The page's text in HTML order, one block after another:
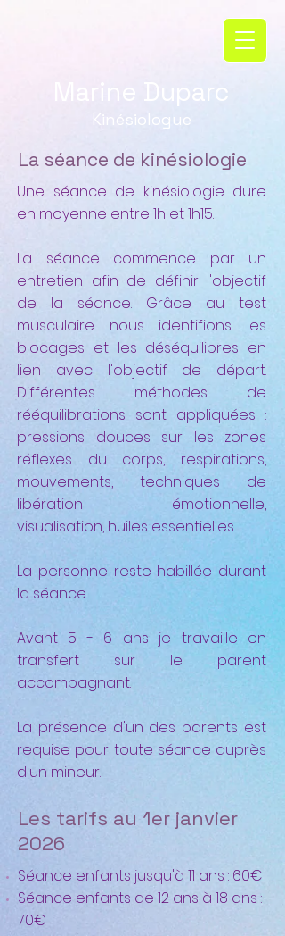
Marine Duparc
Kinésiologue
La séance de kinésiologie
Une séance de kinésiologie dure
en moyenne entre 1h et 1h15.
La séance commence par un
entretien afin de définir l'objectif
de la séance. Grâce au test
musculaire nous identifions les
blocages et les déséquilibres en
lien avec l'objectif de départ.
Différentes méthodes de
rééquilibrations sont appliquées :
pressions douces sur les zones
réflexes du corps, respirations,
mouvements, techniques de
libération émotionnelle,
visualisation, huiles essentielles...
La personne reste habillée durant
la séance.
Avant 5 - 6 ans je travaille en
transfert sur le parent
accompagnant.
La présence d'un des parents est
requise pour toute séance auprès
d'un mineur.
Les tarifs au 1er janvier
2026
Séance enfants jusqu'à 11 ans : 60€
Séance enfants de 12 ans à 18 ans :
70€